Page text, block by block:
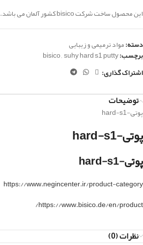
این محصول ساخت شرکتbisicoکشور آلمان می باشد.
دسته:مواد ترمیمی و زیبایی
برچسب: bisico,suhy hard s1 putty
اشتراک گذاری:
توضیحات
پوتی-hard-s1
پوتی-hard-s1
پوتی-hard-s1
https://www.negincenter.ir/product-category
https://www.bisico.de/en/product/
نظرات (0)